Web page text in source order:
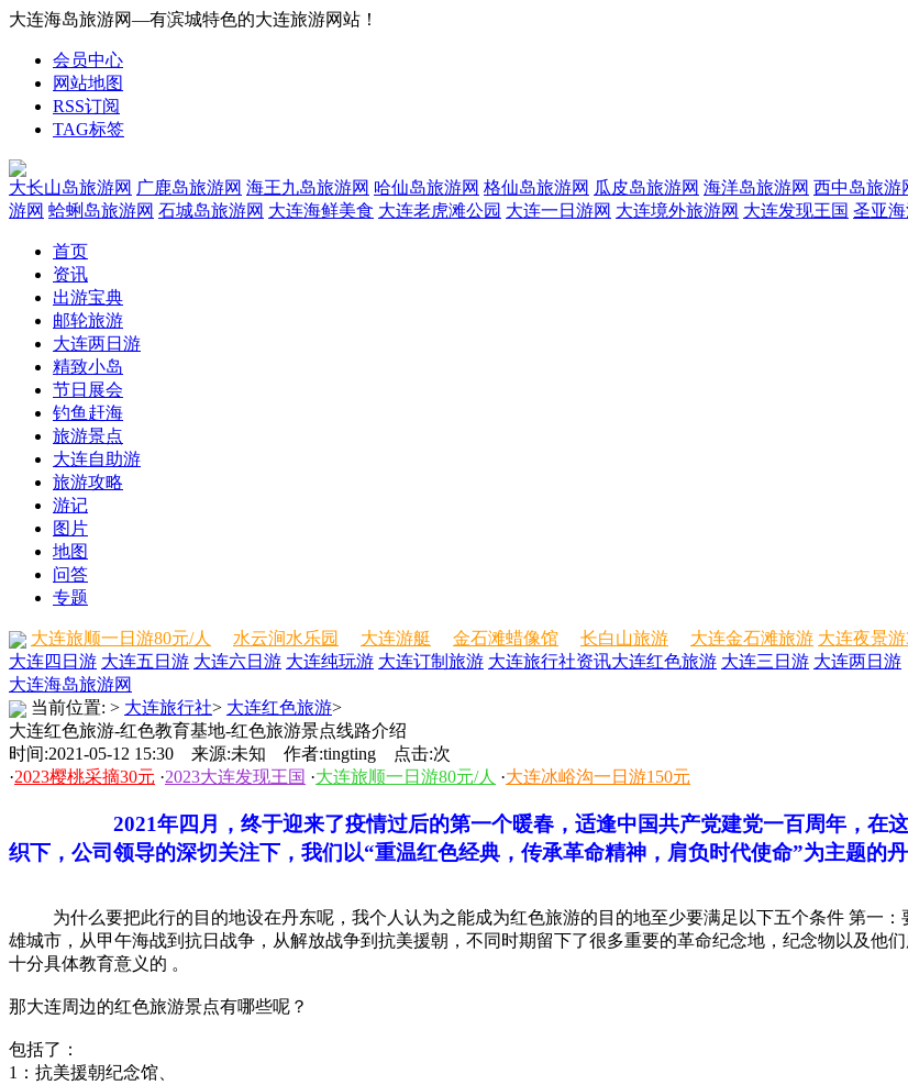
大连海岛旅游网—有滨城特色的大连旅游网站！
会员中心
网站地图
RSS订阅
TAG标签
大长山岛旅游网 广鹿岛旅游网 海王九岛旅游网 哈仙岛旅游网 格仙岛旅游网 瓜皮岛旅游网 海洋岛旅游网 西中岛旅游
游网 蛤蜊岛旅游网 石城岛旅游网 大连海鲜美食 大连老虎滩公园 大连一日游网 大连境外旅游网 大连发现王国 圣亚
首页
资讯
出游宝典
邮轮旅游
大连两日游
精致小岛
节日展会
钓鱼赶海
旅游景点
大连自助游
旅游攻略
游记
图片
地图
问答
专题
大连旅顺一日游80元/人 水云涧水乐园 大连游艇 金石滩蜡像馆 长白山旅游 大连金石滩旅游 大连夜景游
大连四日游 大连五日游 大连六日游 大连纯玩游 大连订制旅游 大连旅行社资讯大连红色旅游 大连三日游 大连两日游
大连海岛旅游网
当前位置: > 大连旅行社> 大连红色旅游>
大连红色旅游-红色教育基地-红色旅游景点线路介绍
时间:2021-05-12 15:30 来源:未知 作者:tingting 点击:次
·2023樱桃采摘30元 ·2023大连发现王国 ·大连旅顺一日游80元/人 ·大连冰峪沟一日游150元
2021年四月，终于迎来了疫情过后的第一个暖春，适逢中国共产党建党一百周年，在这
织下，公司领导的深切关注下，我们以“重温红色经典，传承革命精神，肩负时代使命”为主题的
为什么要把此行的目的地设在丹东呢，我个人认为之能成为红色旅游的目的地至少要满足以下五个条件 第一：
雄城市，从甲午海战到抗日战争，从解放战争到抗美援朝，不同时期留下了很多重要的革命纪念地，纪念物以及他
十分具体教育意义的 。
那大连周边的红色旅游景点有哪些呢？
包括了：
1：抗美援朝纪念馆、